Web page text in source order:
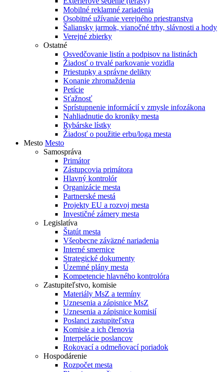
Mobilné reklamné zariadenia
Osobitné užívanie verejného priestranstva
Šaliansky jarmok, vianočné trhy, slávnosti a hody
Verejné zbierky
Ostatné
Osvedčovanie listín a podpisov na listinách
Žiadosť o trvalé parkovanie vozidla
Priestupky a správne delikty
Konanie zhromaždenia
Petície
Sťažnosť
Sprístupnenie informácií v zmysle infozákona
Nahliadnutie do kroniky mesta
Rybárske lístky
Žiadosť o použitie erbu/loga mesta
Mesto Mesto
Samospráva
Primátor
Zástupcovia primátora
Hlavný kontrolór
Organizácie mesta
Partnerské mestá
Projekty EU a rozvoj mesta
Investičné zámery mesta
Legislatíva
Štatút mesta
Všeobecne záväzné nariadenia
Interné smernice
Strategické dokumenty
Územné plány mesta
Kompetencie hlavného kontrolóra
Zastupiteľstvo, komisie
Materiály MsZ a termíny
Uznesenia a zápisnice MsZ
Uznesenia a zápisnice komisií
Poslanci zastupiteľstva
Komisie a ich členovia
Interpelácie poslancov
Rokovací a odmeňovací poriadok
Hospodárenie
Rozpočet mesta